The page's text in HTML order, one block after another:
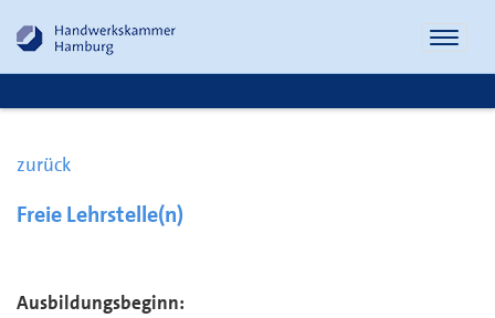
zurück
Freie Lehrstelle(n)
Ausbildungsbeginn: